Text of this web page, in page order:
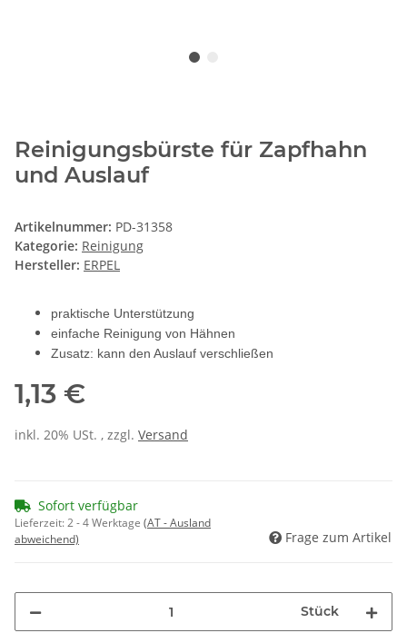
Reinigungsbürste für Zapfhahn
und Auslauf
Artikelnummer: PD-31358
Kategorie: Reinigung
Hersteller: ERPEL
praktische Unterstützung
einfache Reinigung von Hähnen
Zusatz: kann den Auslauf verschließen
1,13 €
inkl. 20% USt. , zzgl. Versand
Sofort verfügbar
Lieferzeit:2 - 4 Werktage (AT - Ausland
abweichend)
Frage zum Artikel
Stück